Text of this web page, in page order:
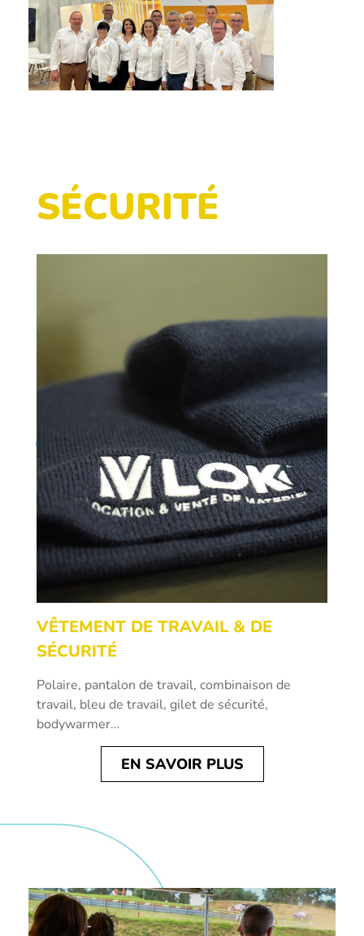
SÉCURITÉ
VÊTEMENT DE TRAVAIL & DE
SÉCURITÉ
Polaire, pantalon de travail, combinaison de
travail, bleu de travail, gilet de sécurité,
bodywarmer…
EN SAVOIR PLUS